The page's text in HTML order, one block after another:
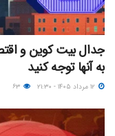
به آنها توجه کنید